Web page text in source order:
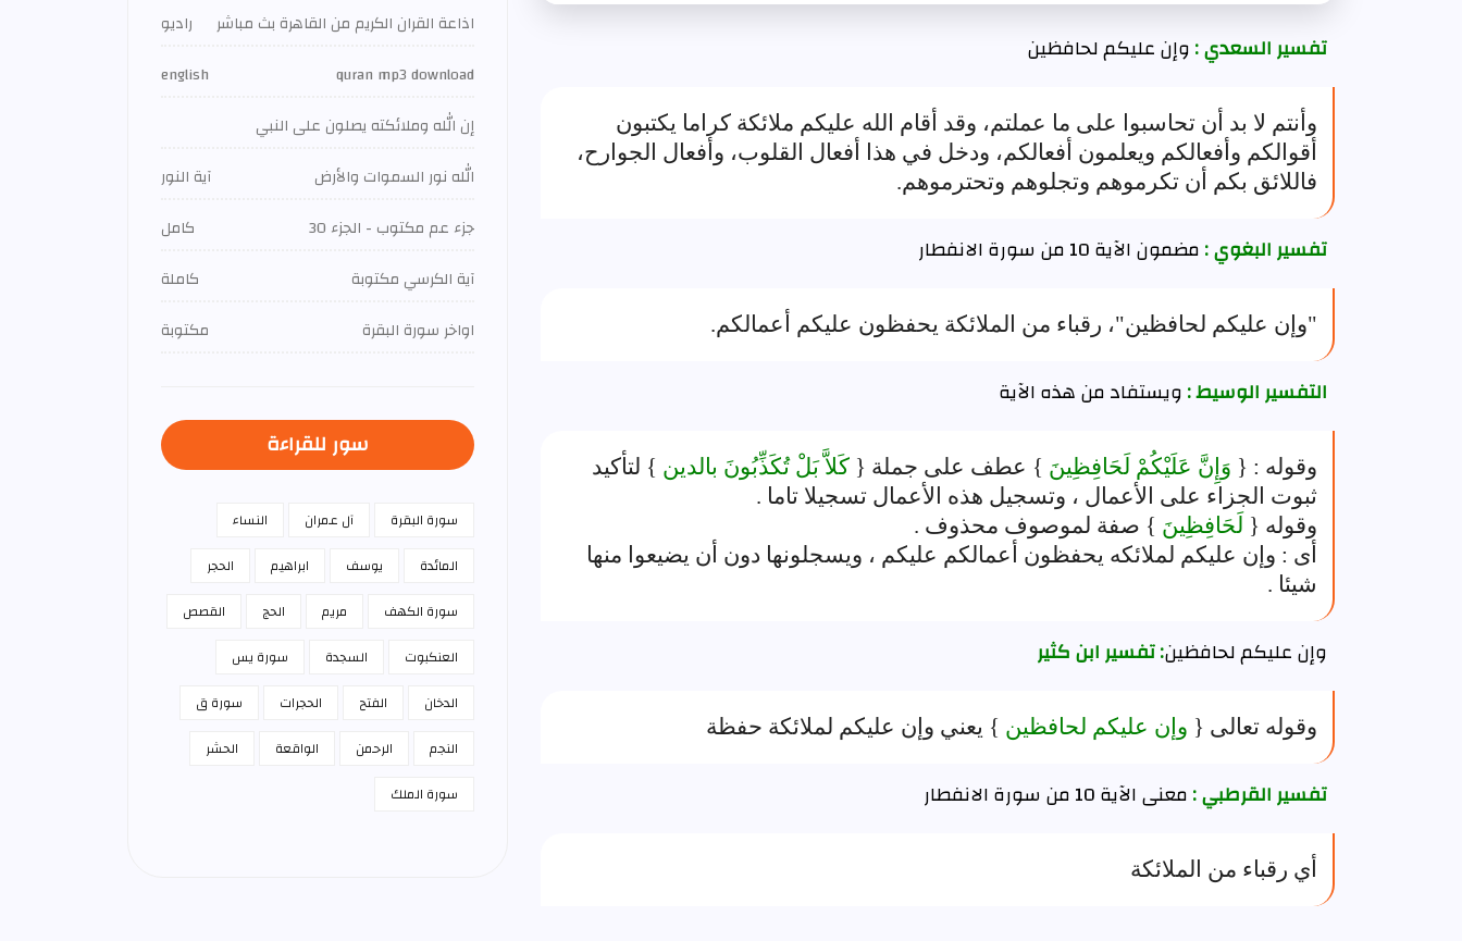
تفسير السعدي :وإن عليكم لحافظين
وأنتم لا بد أن تحاسبوا على ما عملتم، وقد أقام الله عليكم ملائكة كراما يكتبون
أقوالكم وأفعالكم ويعلمون أفعالكم، ودخل في هذا أفعال القلوب، وأفعال الجوارح،
فاللائق بكم أن تكرموهم وتجلوهم وتحترموهم.
تفسير البغوي :مضمون الآية 10 من سورة الانفطار
"وإن عليكم لحافظين"، رقباء من الملائكة يحفظون عليكم أعمالكم.
التفسير الوسيط :ويستفاد من هذه الآية
وقوله : { وَإِنَّ عَلَيْكُمْ لَحَافِظِينَ } عطف على جملة { كَلاَّ بَلْ تُكَذِّبُونَ بالدين } لتأكيد
ثبوت الجزاء على الأعمال ، وتسجيل هذه الأعمال تسجيلا تاما .
وقوله { لَحَافِظِينَ } صفة لموصوف محذوف .
أى : وإن عليكم لملائكه يحفظون أعمالكم عليكم ، ويسجلونها دون أن يضيعوا منها
شيئا .
وإن عليكم لحافظين: تفسير ابن كثير
وقوله تعالى { وإن عليكم لحافظين } يعني وإن عليكم لملائكة حفظة
تفسير القرطبي :معنى الآية 10 من سورة الانفطار
أي رقباء من الملائكة
اذاعة القران الكريم من القاهرة بث مباشر
راديو
quran mp3 download
english
إن الله وملائكته يصلون على النبي
الله نور السموات والأرض
آية النور
جزء عم مكتوب - الجزء 30
كامل
آية الكرسي مكتوبة
كاملة
اواخر سورة البقرة
مكتوبة
سور للقراءة
سورة البقرة آل عمران
النساء
المائدة
يوسف ابراهيم
الحجر
سورة الكهف
مريم الحج
القصص
العنكبوت
السجدة
سورة يس
الدخان
الفتح الحجرات
سورة ق
النجم
الرحمن الواقعة
الحشر
سورة الملك